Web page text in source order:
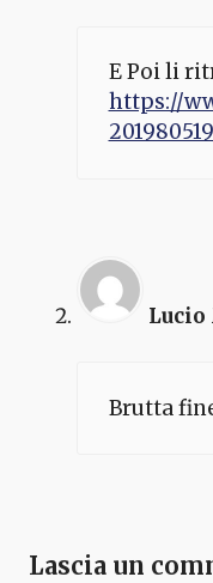
E Poi li
https://
Brutta
Lascia un